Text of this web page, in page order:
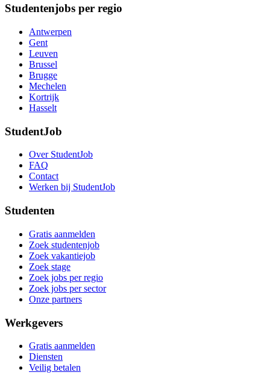
Studentenjobs per regio
Antwerpen
Gent
Leuven
Brussel
Brugge
Mechelen
Kortrijk
Hasselt
StudentJob
Over StudentJob
FAQ
Contact
Werken bij StudentJob
Studenten
Gratis aanmelden
Zoek studentenjob
Zoek vakantiejob
Zoek stage
Zoek jobs per regio
Zoek jobs per sector
Onze partners
Werkgevers
Gratis aanmelden
Diensten
Veilig betalen